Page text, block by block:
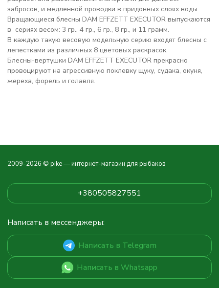
забросов, и медленной проводки в придонных слоях воды.
Вращающиеся блесны DAM EFFZETT EXECUTOR выпускаются
в сериях весом: 3 гр., 4 гр., 6 гр., 8 гр., и 11 грамм.
В каждую такую весовую модельную серию входят блесны с
лепестками из различных 8 цветовых раскрасок.
Блесны-вертушки DAM EFFZETT EXECUTOR прекрасно
провоцируют на агрессивную поклевку щуку, судака, окуня,
жереха, форель и голавля.
2009-2026 © pike — интернет-магазин для рыбаков
+380505827551
Написать в мессенджеры:
Написать в Telegram
Написать в Whatsapp